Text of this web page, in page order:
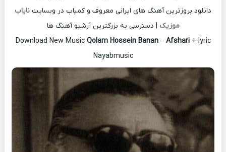
دانلود بروزترین آهنگ های ایرانی معروف و کمیاب در وبسایت نایاب
موزیک | دسترسی به بزرگترین آرشیو آهنگ ها
Download New Music Qolam Hossein Banan– Afshari+ lyric
Nayabmusic